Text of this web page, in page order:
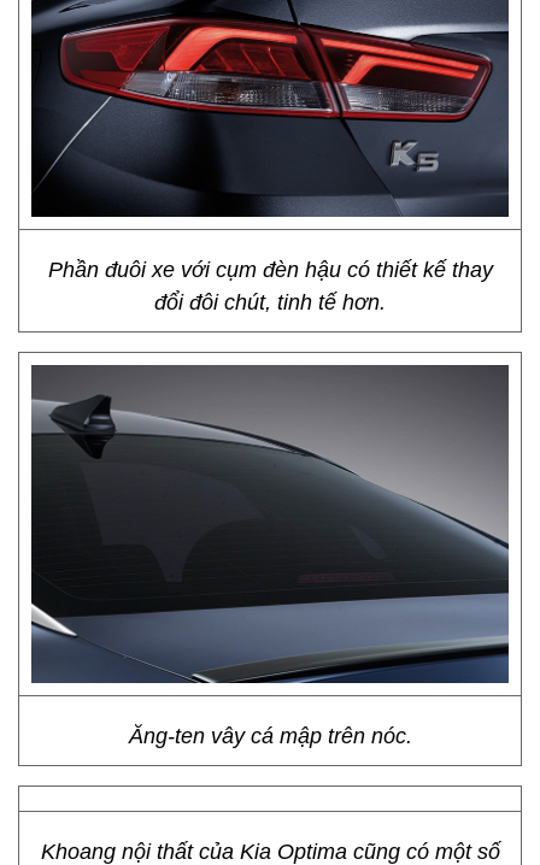
Phần đuôi xe với cụm đèn hậu có thiết kế thay
đổi đôi chút, tinh tế hơn.
Ăng-ten vây cá mập trên nóc.
Khoang nội thất của Kia Optima cũng có một số